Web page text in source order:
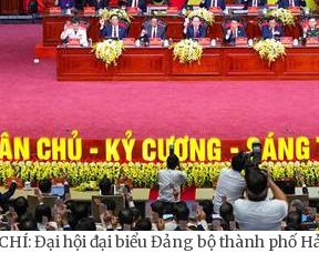
Đại hội đại biểu Đảng bộ thành phố